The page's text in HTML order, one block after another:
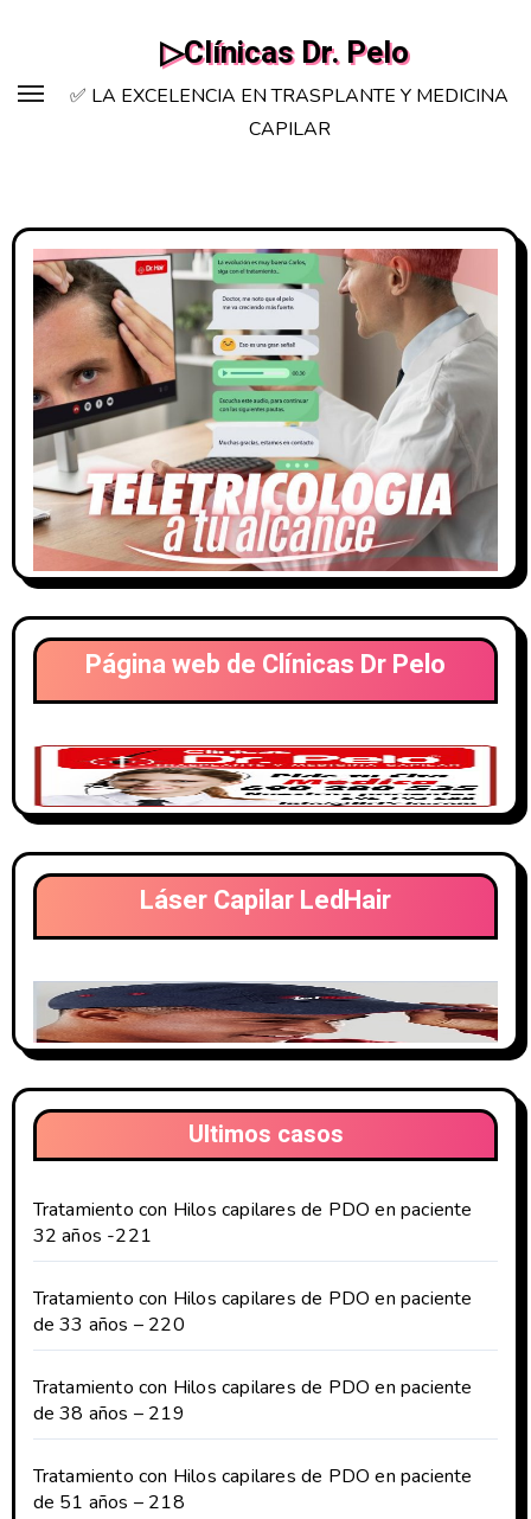
contenido
▷Clínicas Dr. Pelo
✅ LA EXCELENCIA EN TRASPLANTE Y MEDICINA
CAPILAR
Página web de Clínicas Dr Pelo
Láser Capilar LedHair
Ultimos casos
Tratamiento con Hilos capilares de PDO en paciente
32 años -221
Tratamiento con Hilos capilares de PDO en paciente
de 33 años – 220
Tratamiento con Hilos capilares de PDO en paciente
de 38 años – 219
Tratamiento con Hilos capilares de PDO en paciente
de 51 años – 218